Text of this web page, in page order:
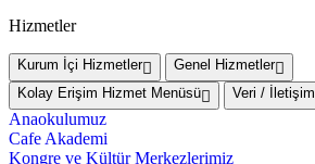
Hizmetler
Kurum İçi Hizmetler
Genel Hizmetler
Kolay Erişim Hizmet Menüsü
Veri / İletişim
Anaokulumuz
Cafe Akademi
Kongre ve Kültür Merkezlerimiz